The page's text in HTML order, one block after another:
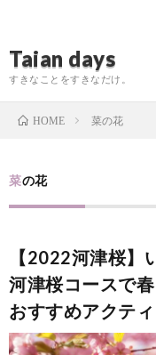
Taian days
すきなことをすきなだけ。
HOME 菜の花
菜の花
【2022河津桜】
河津桜コースで
おすすめアクテ